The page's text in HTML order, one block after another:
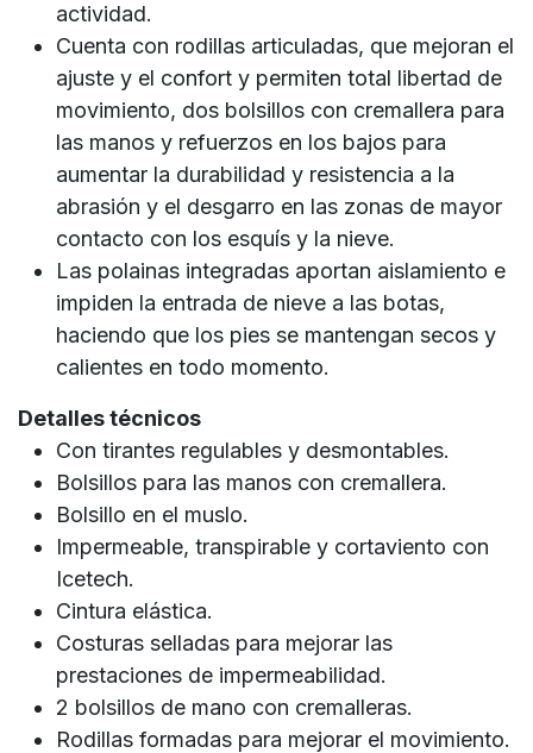
actividad.
Cuenta con rodillas articuladas, que mejoran el
ajuste y el confort y permiten total libertad de
movimiento, dos bolsillos con cremallera para
las manos y refuerzos en los bajos para
aumentar la durabilidad y resistencia a la
abrasión y el desgarro en las zonas de mayor
contacto con los esquís y la nieve.
Las polainas integradas aportan aislamiento e
impiden la entrada de nieve a las botas,
haciendo que los pies se mantengan secos y
calientes en todo momento.
Detalles técnicos
Con tirantes regulables y desmontables.
Bolsillos para las manos con cremallera.
Bolsillo en el muslo.
Impermeable, transpirable y cortaviento con
Icetech.
Cintura elástica.
Costuras selladas para mejorar las
prestaciones de impermeabilidad.
2 bolsillos de mano con cremalleras.
Rodillas formadas para mejorar el movimiento.